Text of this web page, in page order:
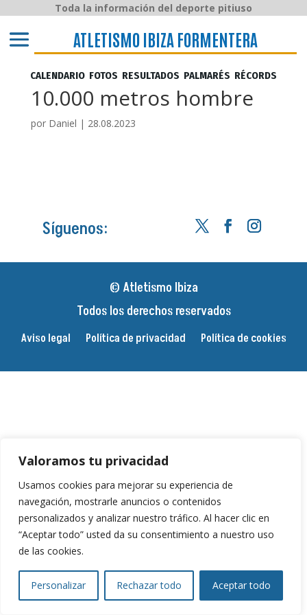
Valoramos tu privacidad
Usamos cookies para mejorar su experiencia de
navegación, mostrarle anuncios o contenidos
personalizados y analizar nuestro tráfico. Al hacer clic en
“Aceptar todo” usted da su consentimiento a nuestro uso
de las cookies.
Personalizar Rechazar todo Aceptar todo
ATLETISMO IBIZA y FORMENTERA
Toda la información del deporte pitiuso
ATLETISMO IBIZA FORMENTERA
CALENDARIO FOTOS RESULTADOS PALMARÉS RÉCORDS
10.000 metros hombre
por Daniel | 28.08.2023
Síguenos:
© Atletismo Ibiza
Todos los derechos reservados
Aviso legal Política de privacidad Política de cookies